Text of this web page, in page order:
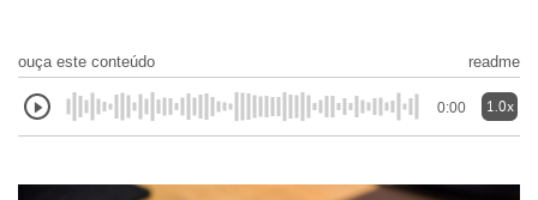
ouça este conteúdo readme
0:00 1.0x